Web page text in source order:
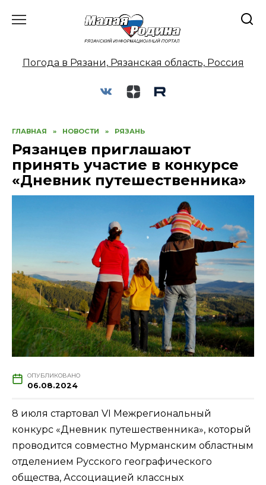
Погода в Рязани, Рязанская область, Россия
ГЛАВНАЯ » НОВОСТИ » РЯЗАНЬ
Рязанцев приглашают
принять участие в конкурсе
«Дневник путешественника»
ОПУБЛИКОВАНО
06.08.2024
8 июля стартовал VI Межрегиональный
конкурс «Дневник путешественника», который
проводится совместно Мурманским областным
отделением Русского географического
общества, Ассоциацией классных